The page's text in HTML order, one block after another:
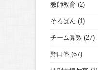
教師教育 (2)
そろばん (1)
チーム算数 (27)
野口塾 (67)